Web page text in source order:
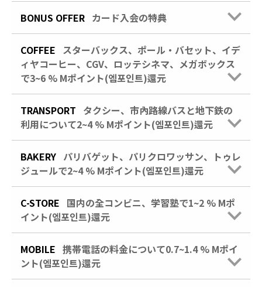
BONUS OFFER カード入会の特典
COFFEE スターバックス、ポール・バセット、イデ
ィヤコーヒー、CGV、ロッテシネマ、メガボックス
で3~6 % Mポイント(엠포인트)還元
TRANSPORT タクシー、市內路線バスと地下鉄の
利用について2~4 % Mポイント(엠포인트)還元
BAKERY パリバゲット、パリクロワッサン、トゥレ
ジュールで2~4 % Mポイント(엠포인트)還元
C-STORE 国内の全コンビニ、学習塾で1~2 % Mポ
イント(엠포인트)還元
MOBILE 携帯電話の料金について0.7~1.4 % Mポイ
ント(엠포인트)還元